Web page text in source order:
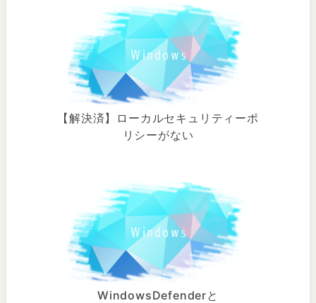
【解決済】ローカルセキュリティーポ
リシーがない
WindowsDefenderと